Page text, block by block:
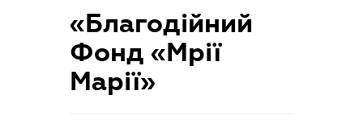
«Благодійний
Фонд «Мрії
Марії»